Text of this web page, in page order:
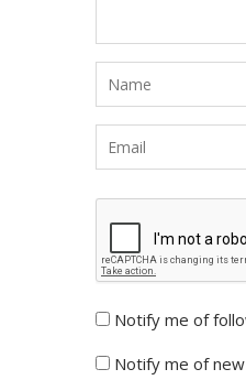
Notify me of
Notify me of